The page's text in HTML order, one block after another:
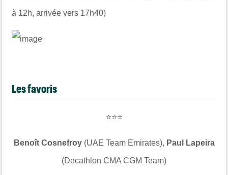
à 12h, arrivée vers 17h40)
Les favoris
⭐⭐⭐
Benoît Cosnefroy(UAE Team Emirates), Paul Lapeira
(Decathlon CMA CGM Team)